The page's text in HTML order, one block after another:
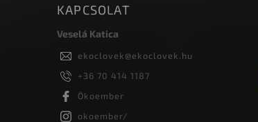
KAPCSOLAT
Veselá Katica
ekoclovek@ekoclovek.hu
+36 70 414 1187
Ökoember
okoember/